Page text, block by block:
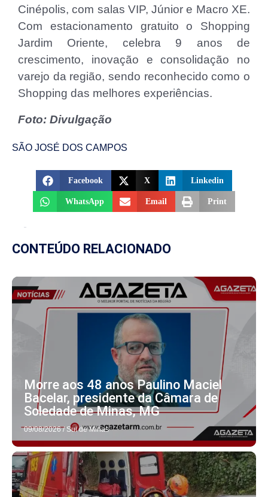
Cinépolis, com salas VIP, Júnior e Macro XE.
Com estacionamento gratuito o Shopping
Jardim Oriente, celebra 9 anos de
crescimento, inovação e consolidação no
varejo da região, sendo reconhecido como o
Shopping das melhores experiências.
Foto: Divulgação
SÃO JOSÉ DOS CAMPOS
Facebook X Linkedin
WhatsApp Email Print
CONTEÚDO RELACIONADO
Morre aos 48 anos Paulino Maciel
Bacelar, presidente da Câmara de
Soledade de Minas, MG
09/08/2026 / Sul de Minas